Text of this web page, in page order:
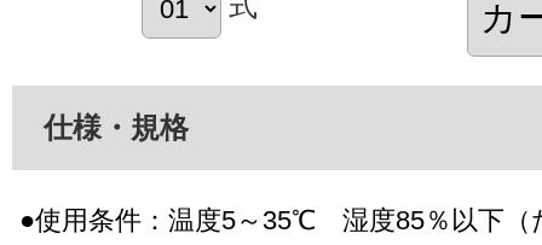
仕様・規格
●使用条件：温度5～35℃ 湿度85％以下（